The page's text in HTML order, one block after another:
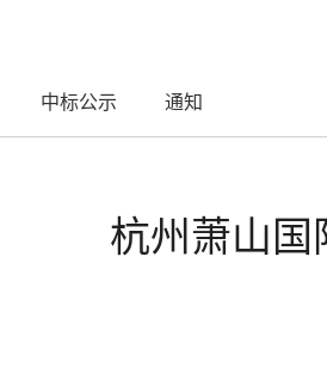
中标公示 通知
杭州萧山国